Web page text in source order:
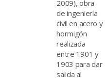
2009), obra
de ingeniería
civil en acero y
hormigón
realizada
entre 1901 y
1903 para dar
salida al